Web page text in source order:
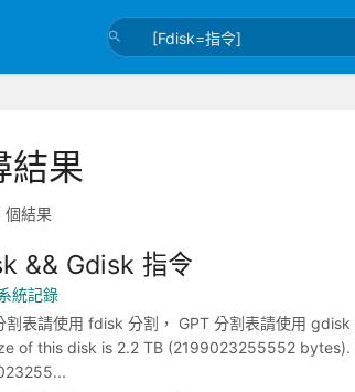
結果
個結果
&& Gdisk 指令
統記錄
割表請使用 fdisk 分割， GPT 分割表請使用
of this disk is 2.2 TB (2199023255552